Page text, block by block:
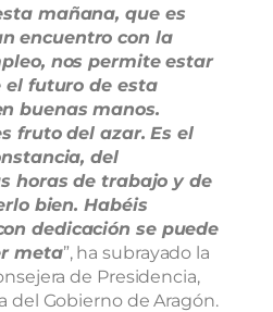
mañana, que es
encuentro con la
nos permite estar
futuro de esta
buenas manos.
fruto del azar. Es el
del
horas de trabajo y de
bien. Habéis
dedicación se puede
meta”, ha subrayado la
de Presidencia,
del Gobierno de Aragón.